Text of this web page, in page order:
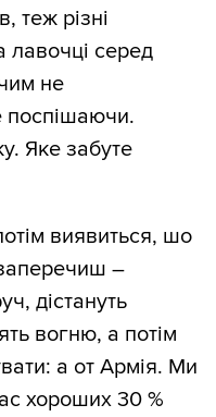
теж різні
лавочці серед
не
поспішаючи.
Яке забуте
виявиться, шо
–
дістануть
вогню, а потім
а от Армія. Ми
хороших 30 %